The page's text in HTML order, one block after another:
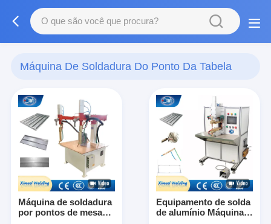
Máquina De Soldadura Do Ponto Da Tabela
(38)
Máquina de soldadura
por pontos de mesa
Equipamento de solda
de alumínio Máquina